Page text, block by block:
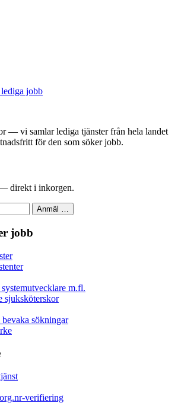
jobb
— vi samlar lediga tjänster från hela landet
för den som söker jobb.
direkt i inkorgen.
Anmäl …
jobb
m.fl.
sjuksköterskor
sökningar
verifiering